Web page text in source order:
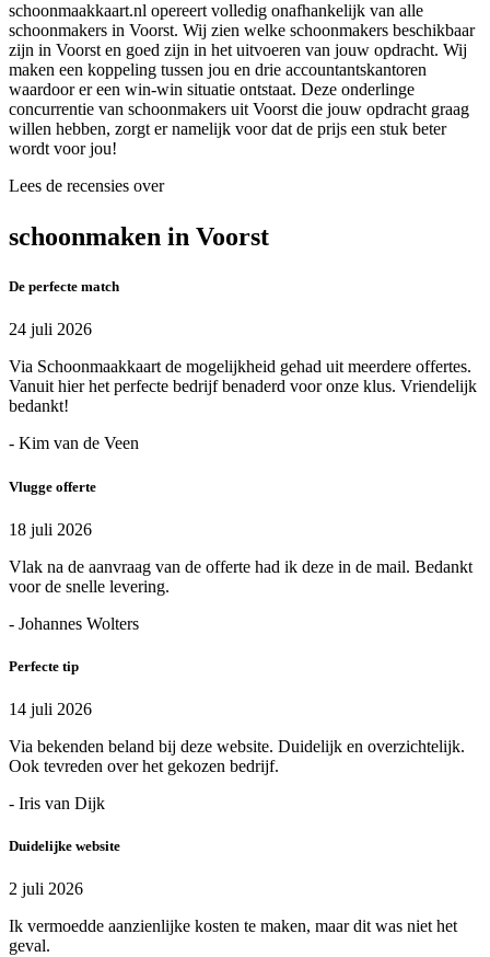
schoonmaakkaart.nl opereert volledig onafhankelijk van alle
schoonmakers in Voorst. Wij zien welke schoonmakers beschikbaar
zijn in Voorst en goed zijn in het uitvoeren van jouw opdracht. Wij
maken een koppeling tussen jou en drie accountantskantoren
waardoor er een win-win situatie ontstaat. Deze onderlinge
concurrentie van schoonmakers uit Voorst die jouw opdracht graag
willen hebben, zorgt er namelijk voor dat de prijs een stuk beter
wordt voor jou!
Lees de recensies over
schoonmaken in Voorst
De perfecte match
24 juli 2026
Via Schoonmaakkaart de mogelijkheid gehad uit meerdere offertes.
Vanuit hier het perfecte bedrijf benaderd voor onze klus. Vriendelijk
bedankt!
- Kim van de Veen
Vlugge offerte
18 juli 2026
Vlak na de aanvraag van de offerte had ik deze in de mail. Bedankt
voor de snelle levering.
- Johannes Wolters
Perfecte tip
14 juli 2026
Via bekenden beland bij deze website. Duidelijk en overzichtelijk.
Ook tevreden over het gekozen bedrijf.
- Iris van Dijk
Duidelijke website
2 juli 2026
Ik vermoedde aanzienlijke kosten te maken, maar dit was niet het
geval.